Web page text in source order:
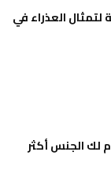
العذراء في
لك الجنس أكثر